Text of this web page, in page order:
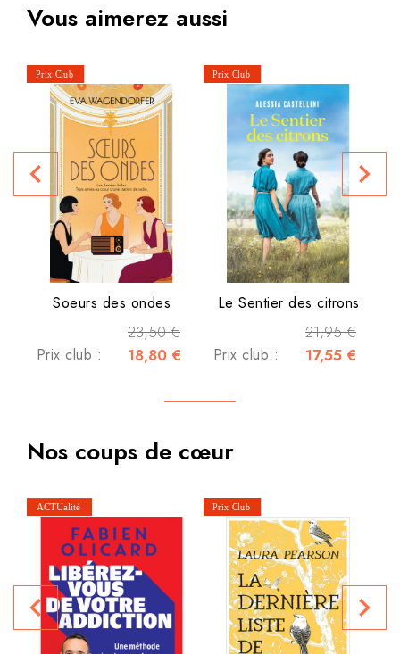
Vous aimerez aussi
Soeurs des ondes
23,50 €
Prix club : 18,80 €
Le Sentier des citrons
21,95 €
Prix club : 17,55 €
navigate_before navigate_next
Nos coups de cœur
navigate_before navigate_next